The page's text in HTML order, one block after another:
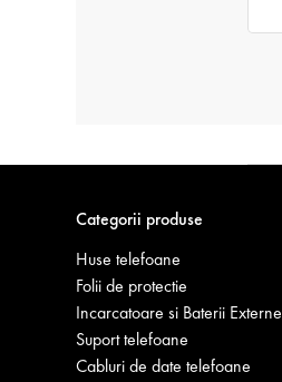
Categorii produse
Huse telefoane
Folii de protectie
Incarcatoare si Baterii Externe
Suport telefoane
Cabluri de date telefoane